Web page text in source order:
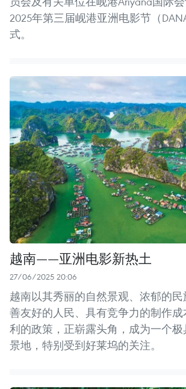
2025年第三届岘港亚洲电影节（
式。
越南——亚洲电影新热土
27/06/2025 20:06
越南以其秀丽的自然景观、浓郁的
善友好的人民、具有竞争力的制作
利的政策，正崭露头角，成为一个
景地，特别受到好莱坞的关注。